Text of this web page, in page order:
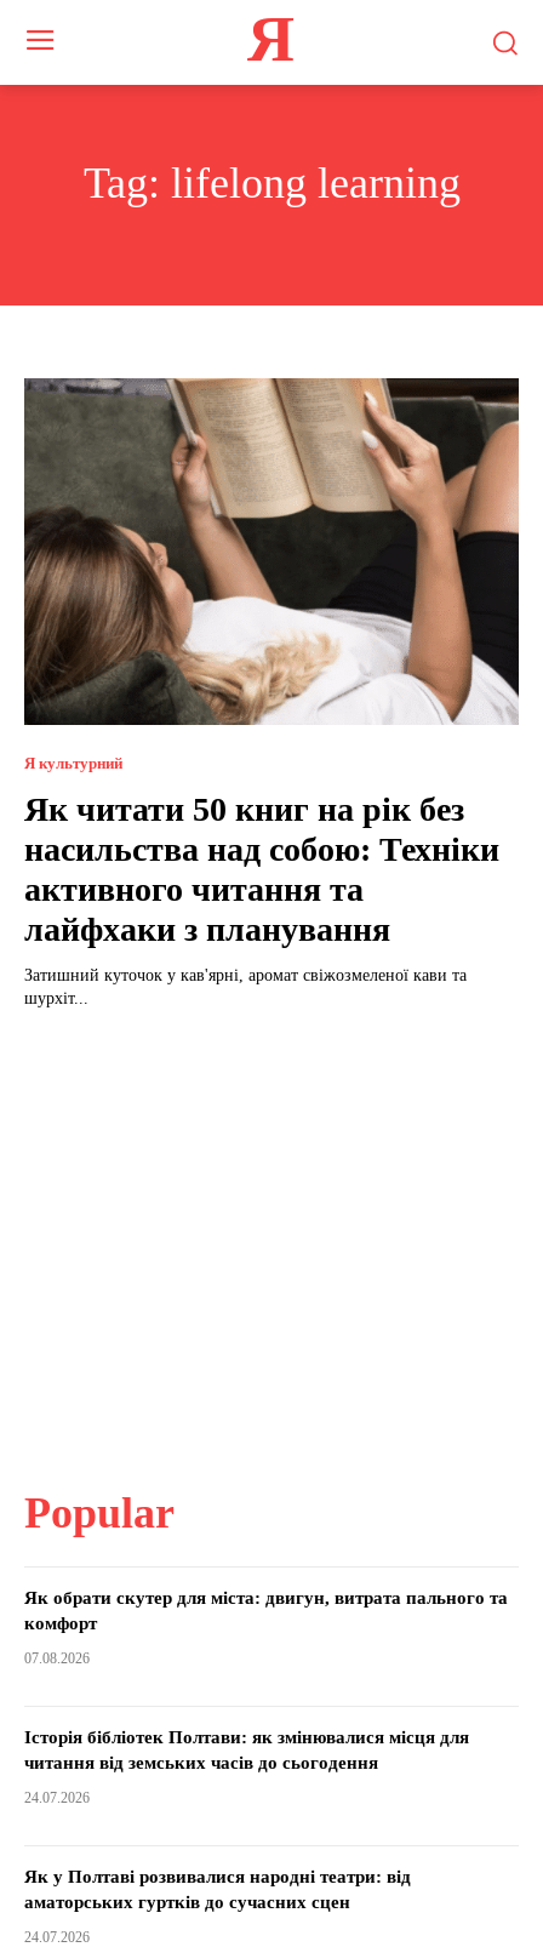
Я
Tag: lifelong learning
Я культурний
Як читати 50 книг на рік без
насильства над собою: Техніки
активного читання та
лайфхаки з планування
Затишний куточок у кав'ярні, аромат свіжозмеленої кави та
шурхіт...
Popular
Як обрати скутер для міста: двигун, витрата пального та
комфорт
07.08.2026
Історія бібліотек Полтави: як змінювалися місця для
читання від земських часів до сьогодення
24.07.2026
Як у Полтаві розвивалися народні театри: від
аматорських гуртків до сучасних сцен
24.07.2026